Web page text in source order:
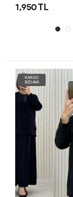
1,950 TL
KARGO
BEDAVA